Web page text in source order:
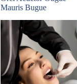
Mauris Bugue